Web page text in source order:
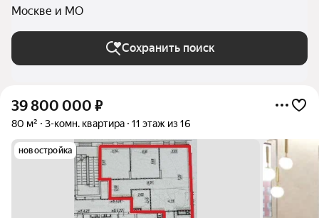
Москве и МО
Сохранить поиск
39 800 000 ₽
80 м² 3-комн. квартира 11 этаж из 16
новостройка